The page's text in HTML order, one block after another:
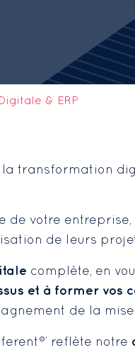
& ERP
la transformation
de votre entreprise,
de leurs
complète, en
et à former vos
de la
reflète notre